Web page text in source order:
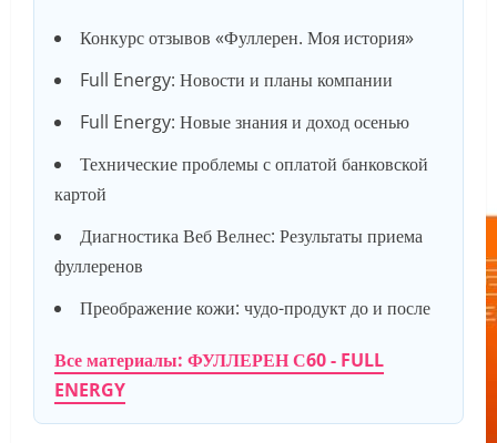
Конкурс отзывов «Фуллерен. Моя история»
Full Energy: Новости и планы компании
Full Energy: Новые знания и доход осенью
Технические проблемы с оплатой банковской
картой
Диагностика Веб Велнес: Результаты приема
фуллеренов
Преображение кожи: чудо-продукт до и после
Все материалы: ФУЛЛЕРЕН С60 - FULL
ENERGY